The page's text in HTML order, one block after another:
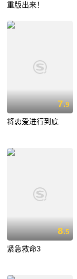
重版出来！
7.9
将恋爱进行到底
8.5
紧急救命3